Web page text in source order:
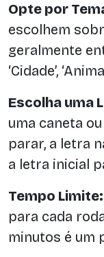
Opte por
escolhem
geralmente
‘Cidade’,
Escolha uma
uma caneta
parar, a letra
a letra inicial
Tempo Limite:
para cada
minutos é um